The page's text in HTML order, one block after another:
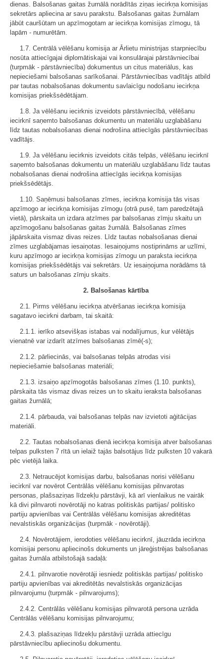
dienas. Balsošanas gaitas žurnālā norādītās ziņas iecirkņa komisijas
sekretārs apliecina ar savu parakstu. Balsošanas gaitas žurnālam
jābūt cauršūtam un apzīmogotam ar iecirkņa komisijas zīmogu, tā
lapām - numurētām.
1.7. Centrālā vēlēšanu komisija ar Ārlietu ministrijas starpniecību
nosūta attiecīgajai diplomātiskajai vai konsulārajai pārstāvniecībai
(turpmāk - pārstāvniecība) dokumentus un citus materiālus, kas
nepieciešami balsošanas sarīkošanai. Pārstāvniecības vadītājs atbild
par tautas nobalsošanas dokumentu savlaicīgu nodošanu iecirkņa
komisijas priekšsēdētājam.
1.8. Ja vēlēšanu iecirknis izveidots pārstāvniecībā, vēlēšanu
iecirknī saņemto balsošanas dokumentu un materiālu uzglabāšanu
līdz tautas nobalsošanas dienai nodrošina attiecīgās pārstāvniecības
vadītājs.
1.9. Ja vēlēšanu iecirknis izveidots citās telpās, vēlēšanu iecirknī
saņemto balsošanas dokumentu un materiālu uzglabāšanu līdz tautas
nobalsošanas dienai nodrošina attiecīgās iecirkņa komisijas
priekšsēdētājs.
1.10. Saņēmusi balsošanas zīmes, iecirkņa komisija tās visas
apzīmogo ar iecirkņa komisijas zīmogu (otrā pusē, tam paredzētajā
vietā), pārskaita un izdara atzīmes par balsošanas zīmju skaitu un
apzīmogošanu balsošanas gaitas žurnālā. Balsošanas zīmes
jāpārskaita vismaz divas reizes. Līdz tautas nobalsošanas dienai
zīmes uzglabājamas iesaiņotas. Iesaiņojums nostiprināms ar uzlīmi,
kuru apzīmogo ar iecirkņa komisijas zīmogu un paraksta iecirkņa
komisijas priekšsēdētājs vai sekretārs. Uz iesaiņojuma norādāms tā
saturs un balsošanas zīmju skaits.
2. Balsošanas kārtība
2.1. Pirms vēlēšanu iecirkņa atvēršanas iecirkņa komisija
sagatavo iecirkni darbam, tai skaitā:
2.1.1. ierīko atsevišķas istabas vai nodalījumus, kur vēlētājs
vienatnē var izdarīt atzīmes balsošanas zīmē(-s);
2.1.2. pārliecinās, vai balsošanas telpās atrodas visi
nepieciešamie balsošanas materiāli;
2.1.3. izsaiņo apzīmogotās balsošanas zīmes (1.10. punkts),
pārskaita tās vismaz divas reizes un to skaitu ieraksta balsošanas
gaitas žurnālā;
2.1.4. pārbauda, vai balsošanas telpās nav izvietoti aģitācijas
materiāli.
2.2. Tautas nobalsošanas dienā iecirkņa komisija atver balsošanas
telpas pulksten 7 rītā un ielaiž tajās balsotājus līdz pulksten 10 vakarā
pēc vietējā laika.
2.3. Netraucējot komisijas darbu, balsošanas norisi vēlēšanu
iecirknī var novērot Centrālās vēlēšanu komisijas pilnvarotas
personas, plašsaziņas līdzekļu pārstāvji, kā arī vienlaikus ne vairāk
kā divi pilnvaroti novērotāji no katras politiskās partijas/ politisko
partiju apvienības vai Centrālās vēlēšanu komisijas akreditētas
nevalstiskās organizācijas (turpmāk - novērotāji).
2.4. Novērotājiem, ierodoties vēlēšanu iecirknī, jāuzrāda iecirkņa
komisijai personu apliecinošs dokuments un jāreģistrējas balsošanas
gaitas žurnāla atbilstošajā sadaļā:
2.4.1. pilnvarotie novērotāji iesniedz politiskās partijas/ politisko
partiju apvienības vai akreditētās nevalstiskās organizācijas
pilnvarojumu (turpmāk - pilnvarojums);
2.4.2. Centrālās vēlēšanu komisijas pilnvarotā persona uzrāda
Centrālās vēlēšanu komisijas pilnvarojumu;
2.4.3. plašsaziņas līdzekļu pārstāvji uzrāda attiecīgu
pārstāvniecību apliecinošu dokumentu.